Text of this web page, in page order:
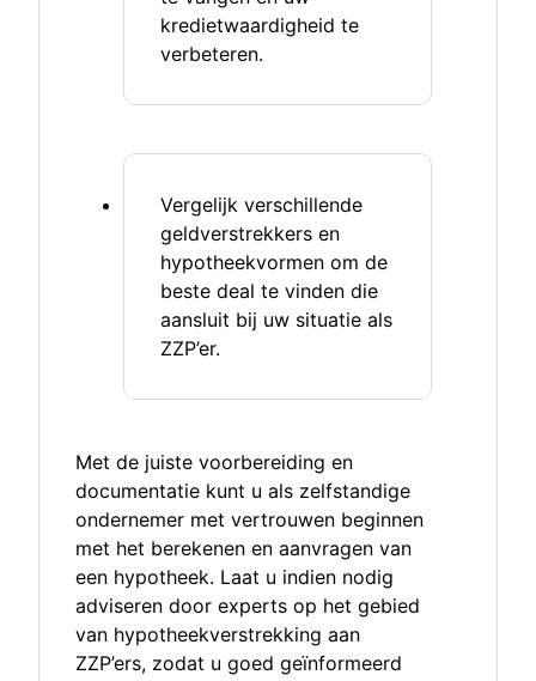
kredietwaardigheid te
verbeteren.
Vergelijk verschillende
geldverstrekkers en
hypotheekvormen om de
beste deal te vinden die
aansluit bij uw situatie als
ZZP’er.
Met de juiste voorbereiding en
documentatie kunt u als zelfstandige
ondernemer met vertrouwen beginnen
met het berekenen en aanvragen van
een hypotheek. Laat u indien nodig
adviseren door experts op het gebied
van hypotheekverstrekking aan
ZZP’ers, zodat u goed geïnformeerd